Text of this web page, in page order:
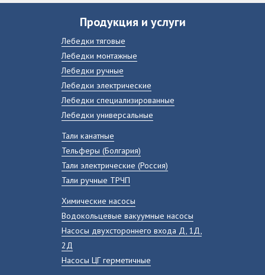
Продукция и услуги
Лебедки тяговые
Лебедки монтажные
Лебедки ручные
Лебедки электрические
Лебедки специализированные
Лебедки универсальные
Тали канатные
Тельферы (Болгария)
Тали электрические (Россия)
Тали ручные ТРЧП
Химические насосы
Водокольцевые вакуумные насосы
Насосы двухстороннего входа Д, 1Д,
2Д
Насосы ЦГ герметичные